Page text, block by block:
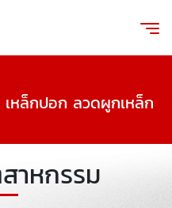
เหล็กปอก ลวดผูกเหล็ก
าหกรรม